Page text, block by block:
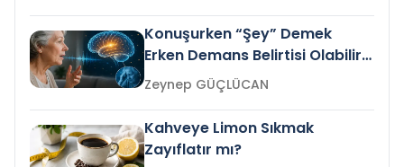
Konuşurken “Şey” Demek
Erken Demans Belirtisi Olabilir
mi?
Zeynep GÜÇLÜCAN
Kahveye Limon Sıkmak
Zayıflatır mı?